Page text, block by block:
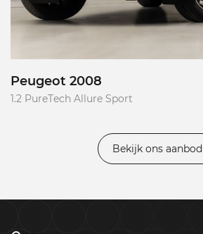
Peugeot 2008
1.2 PureTech Allure Sport
Bekijk ons aanbod